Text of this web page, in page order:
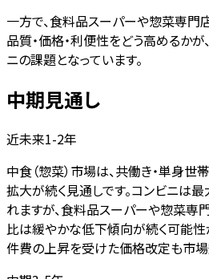
一方で、食料品スーパーや惣菜専門
品質・価格・利便性をどう高めるか
ニの課題となっています。
中期見通し
近未来1-2年
中食（惣菜）市場は、共働き・単身
拡大が続く見通しです。コンビニは
れますが、食料品スーパーや惣菜専
比は緩やかな低下傾向が続く可能性
件費の上昇を受けた価格改定も市場